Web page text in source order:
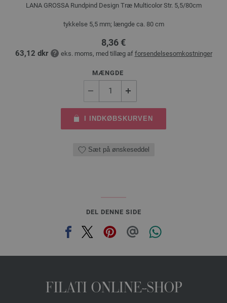
LANA GROSSA Rundpind Design Træ Multicolor Str. 5,5/80cm
tykkelse 5,5 mm; længde ca. 80 cm
8,36 €
63,12 dkr eks. moms, med tillæg af forsendelsesomkostninger
MÆNGDE
I INDKØBSKURVEN
Sæt på ønskeseddel
DEL DENNE SIDE
FILATI ONLINE-SHOP